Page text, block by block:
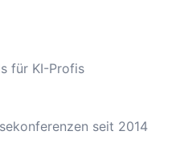
für KI-Profis
seit 2014